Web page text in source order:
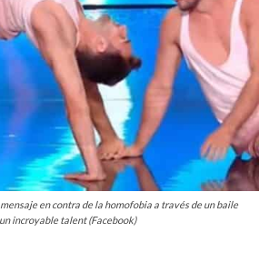
en contra de la homofobia a través de un baile
incroyable talent (Facebook)